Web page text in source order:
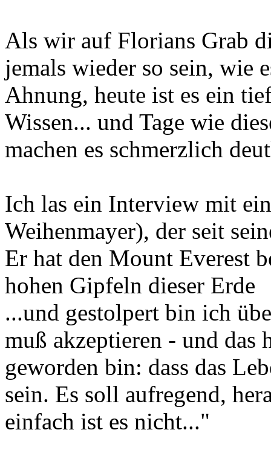
Als wir auf Florians Grab
jemals wieder so sein, wie
Ahnung, heute ist es ein
Wissen... und Tage wie
machen es schmerzlich
Ich las ein Interview mit
Weihenmayer), der seit
Er hat den Mount Everest
hohen Gipfeln dieser Erde
...und gestolpert bin ich
muß akzeptieren - und das
geworden bin: dass das
sein. Es soll aufregend,
einfach ist es nicht..."